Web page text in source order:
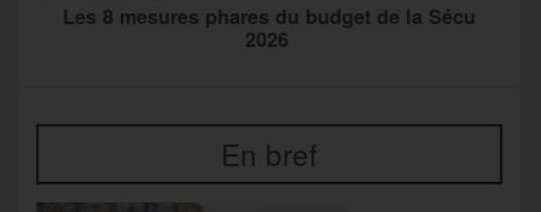
Les 8 mesures phares du budget de la Sécu
2026
En bref